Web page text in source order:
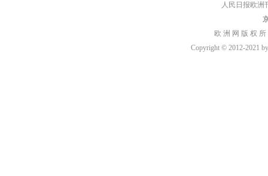
人民日报欧洲
欧 洲 网 版 权
Copyright © 2012-2021